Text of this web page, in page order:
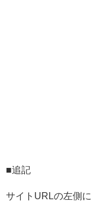
■追記
サイトURLの左側に